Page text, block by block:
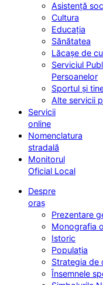
Asistență
Cultura
Educația
Sănătatea
Lăcașe de
Serviciul
Persoanelor
Sportul și
Alte servicii
Servicii
online
Nomenclatura
stradală
Monitorul
Oficial Local
Despre
oraș
Prezentare
Monografia
Istoric
Populația
Strategia de
Însemnele